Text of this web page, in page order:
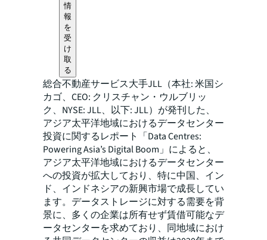
情
報
を
受
け
取
る
総合不動産サービス大手JLL（本社: 米国シ
カゴ、CEO: クリスチャン・ウルブリッ
ク、NYSE: JLL、以下: JLL）が発刊した、
アジア太平洋地域におけるデータセンター
投資に関するレポート「Data Centres:
Powering Asia’s Digital Boom」によると、
アジア太平洋地域におけるデータセンター
への投資が拡大しており、特に中国、イン
ド、インドネシアの新興市場で成長してい
ます。データストレージに対する需要を背
景に、多くの企業は所有せず賃借可能なデ
ータセンターを求めており、同地域におけ